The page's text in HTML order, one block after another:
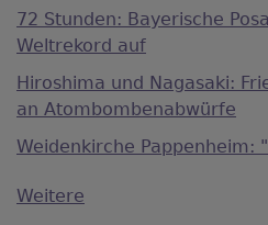
72 Stunden: Bayerische
Weltrekord auf
Hiroshima und Nagasaki:
an Atombombenabwürfe
Weidenkirche Pappenheim:
Weitere